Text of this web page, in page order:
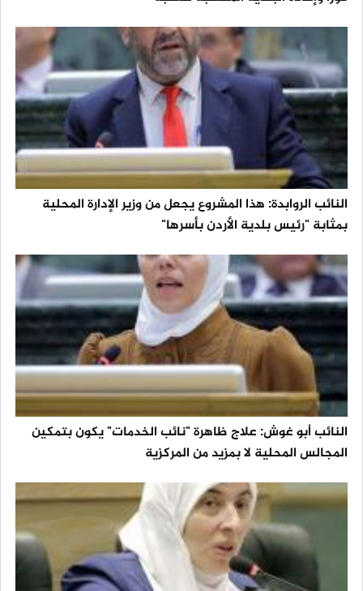
النائب الروابدة: هذا المشروع يجعل من وزير الإدارة المحلية
بمثابة "رئيس بلدية الأردن بأسرها"
النائب أبو غوش: علاج ظاهرة "نائب الخدمات" يكون بتمكين
المجالس المحلية لا بمزيد من المركزية